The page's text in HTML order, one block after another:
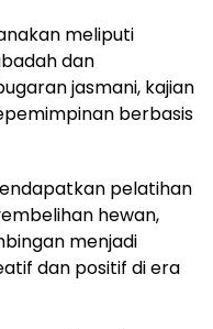
meliputi
dan
jasmani, kajian
berbasis
pelatihan
hewan,
menjadi
dan positif di era